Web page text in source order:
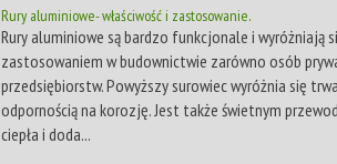
Rury aluminiowe- właściwość i zastosowanie.
Rury aluminiowe są bardzo funkcjonale i wyróżniają
zastosowaniem w budownictwie zarówno osób
przedsiębiorstw. Powyższy surowiec wyróżnia się
odpornością na korozję. Jest także świetnym
ciepła i doda...